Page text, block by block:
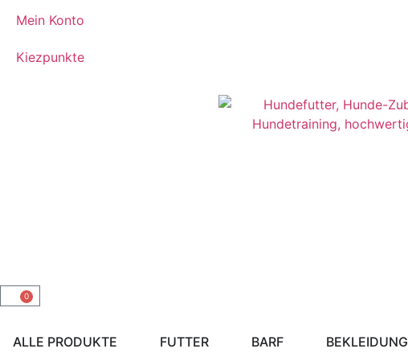
Mein Konto
Kiezpunkte
0
ALLE PRODUKTE FUTTER BARF BEKLEIDUNG